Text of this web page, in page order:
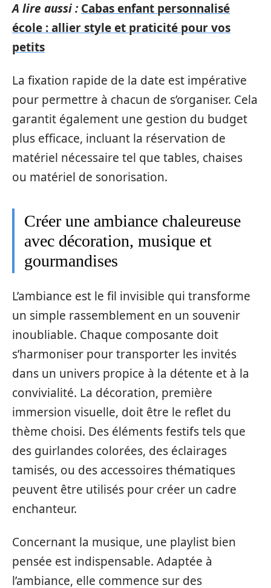
A lire aussi : Cabas enfant personnalisé
école : allier style et praticité pour vos
petits
La fixation rapide de la date est impérative
pour permettre à chacun de s’organiser. Cela
garantit également une gestion du budget
plus efficace, incluant la réservation de
matériel nécessaire tel que tables, chaises
ou matériel de sonorisation.
Créer une ambiance chaleureuse
avec décoration, musique et
gourmandises
L’ambiance est le fil invisible qui transforme
un simple rassemblement en un souvenir
inoubliable. Chaque composante doit
s’harmoniser pour transporter les invités
dans un univers propice à la détente et à la
convivialité. La décoration, première
immersion visuelle, doit être le reflet du
thème choisi. Des éléments festifs tels que
des guirlandes colorées, des éclairages
tamisés, ou des accessoires thématiques
peuvent être utilisés pour créer un cadre
enchanteur.
Concernant la musique, une playlist bien
pensée est indispensable. Adaptée à
l’ambiance, elle commence sur des